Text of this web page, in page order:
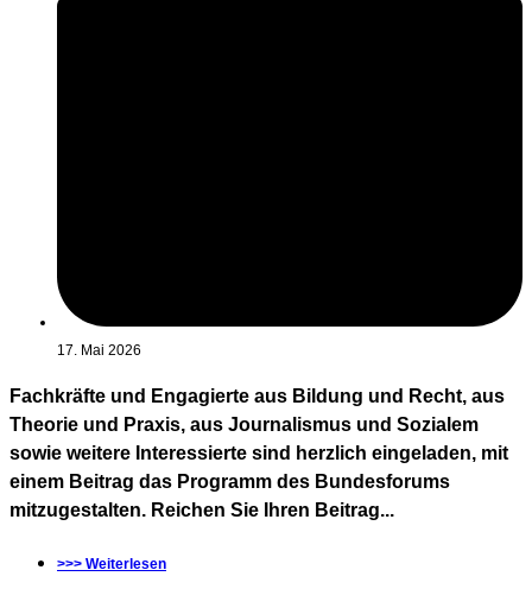
17. Mai 2026
Fachkräfte und Engagierte aus Bildung und Recht, aus
Theorie und Praxis, aus Journalismus und Sozialem
sowie weitere Interessierte sind herzlich eingeladen, mit
einem Beitrag das Programm des Bundesforums
mitzugestalten. Reichen Sie Ihren Beitrag...
>>> Weiterlesen